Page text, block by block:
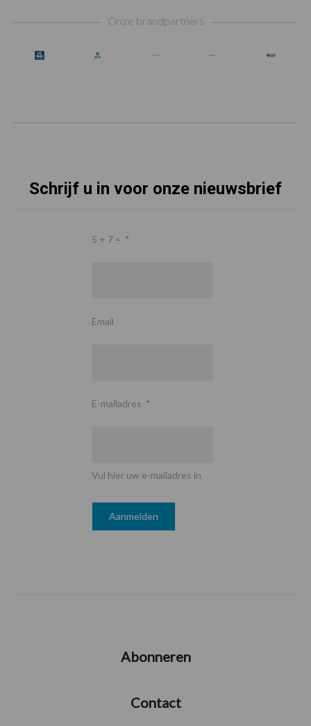
Onze brandpartners
Schrijf u in voor onze nieuwsbrief
5 + 7 = *
Email
E-mailadres *
Vul hier uw e-mailadres in
Abonneren
Contact